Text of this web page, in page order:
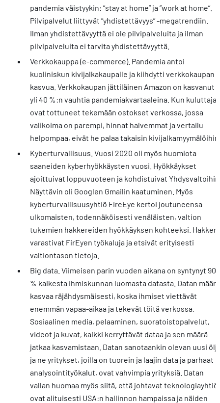
pandemia väistyykin: ”stay at home” ja ”work at home”.
Pilvipalvelut liittyvät ”yhdistettävyys” -megatrendiin.
Ilman yhdistettävyyttä ei ole pilvipalveluita ja ilman
pilvipalveluita ei tarvita yhdistettävyyttä.
Verkkokauppa (e-commerce). Pandemia antoi
kuoliniskun kivijalkakaupalle ja kiihdytti verkkokaupan
kasvua. Verkkokaupan jättiläinen Amazon on kasvanut
yli 40 %:n vauhtia pandemiakvartaaleina. Kun kuluttajat
ovat tottuneet tekemään ostokset verkossa, jossa
valikoima on parempi, hinnat halvemmat ja vertailu
helpompaa, eivät he palaa takaisin
Kyberturvallisuus. Vuosi 2020 oli myös huomiota
saaneiden kyberhyökkäysten vuosi. Hyökkäykset
ajoittuivat loppuvuoteen ja kohdistuivat
Näyttävin oli Googlen Gmailin kaatuminen. Myös
kyberturvallisuusyhtiö FireEye kertoi joutuneensa
ulkomaisten, todennäköisesti venäläisten, valtion
tukemien hakkereiden hyökkäyksen kohteeksi.
varastivat FirEyen työkaluja ja etsivät erityisesti
valtiontason tietoja.
Big data. Viimeisen parin vuoden aikana on syntynyt 90
% kaikesta ihmiskunnan luomasta datasta. Datan määrä
kasvaa räjähdysmäisesti, koska ihmiset viettävät
enemmän vapaa-aikaa ja tekevät töitä verkossa.
Sosiaalinen media, pelaaminen, suoratoistopalvelut,
videot ja kuvat, kaikki kerryttävät dataa ja sen määrä
jatkaa kasvamistaan. Datan sanotaankin olevan uusi öljy
ja ne yritykset, joilla on tuorein ja laajin data ja parhaat
analysointityökalut, ovat vahvimpia yrityksiä. Datan
vallan huomaa myös siitä, että johtavat
ovat alituisesti USA:n hallinnon hampaissa ja näiden